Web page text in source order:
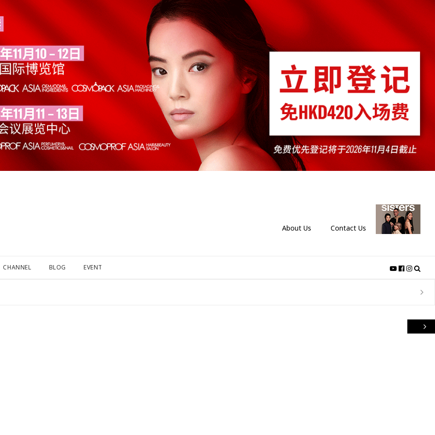
About Us Contact Us
CHANNEL BLOG EVENT